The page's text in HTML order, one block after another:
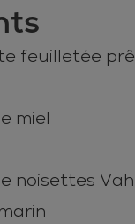
feuilletée
miel
noisettes